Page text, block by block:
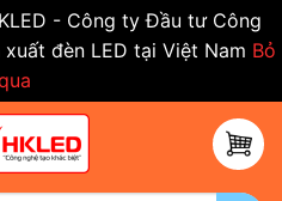
- Công ty Đầu tư Công
đèn LED tại Việt Nam Bỏ